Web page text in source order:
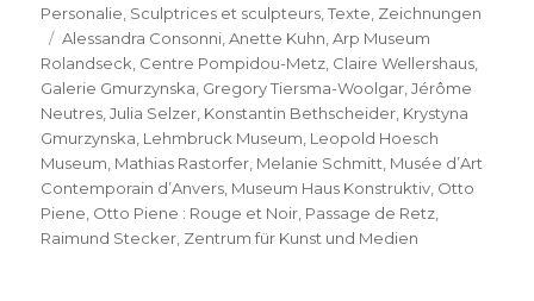
Personalie Sculptrices et sculpteurs ,Texte Zeichnungen
Schlagwörter
Alessandra Consonni ,Anette Kuhn ,Arp Museum
Rolandseck Centre Pompidou-Metz Claire Wellershaus
Galerie Gmurzynska Gregory Tiersma-Woolgar ,Jérôme
Neutres ,Julia Selzer Konstantin Bethscheider Krystyna
Gmurzynska Lehmbruck Museum Leopold Hoesch
Museum Mathias Rastorfer Melanie Schmitt Musée d’Art
Contemporain d’Anvers Museum Haus Konstruktiv Otto
Piene Otto Piene : Rouge et Noir Passage de Retz
Raimund Stecker Zentrum für Kunst und Medien